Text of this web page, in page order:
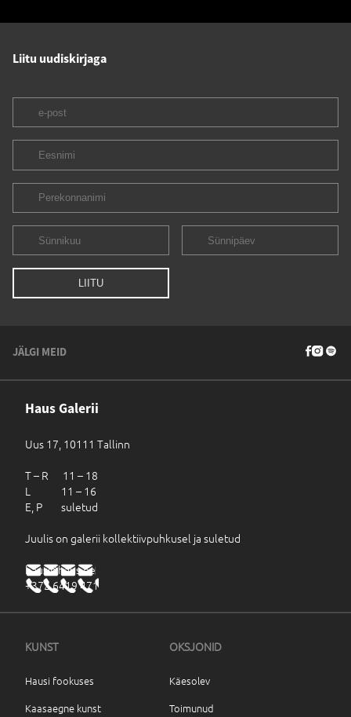
Liitu uudiskirjaga
JÄLGI MEID
Haus Galerii
Uus 17, 10111 Tallinn
T – R 11 – 18
L 11 – 16
E, P suletud
Juulis on galerii kollektiivpuhkusel ja suletud
haus@haus.ee
+372 6419 471
KUNST
Hausi fookuses
Kaasaegne kunst
OKSJONID
Käesolev
Toimunud